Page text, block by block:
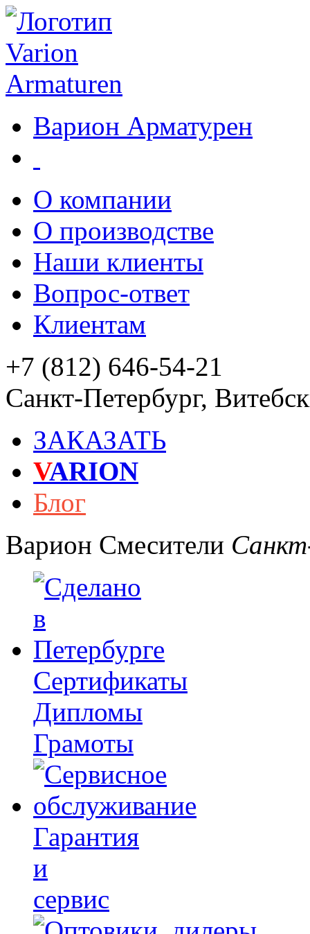
Варион Арматурен
О компании
О производстве
Наши клиенты
Вопрос-ответ
Клиентам
+7 (812) 646-54-21
Санкт-Петербург,
ЗАКАЗАТЬ
VARION
Блог
Варион Смесители
Сертификаты
Дипломы
Грамоты
Гарантия
и
сервис